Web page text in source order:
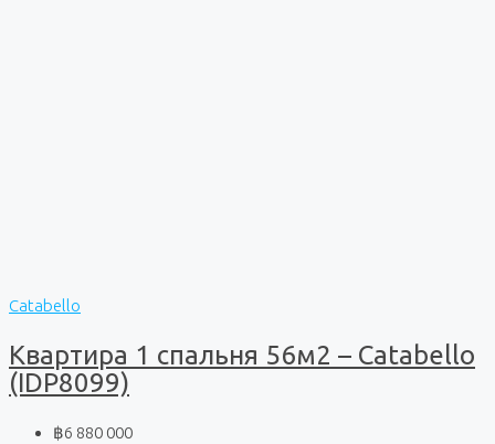
Catabello
Квартира 1 спальня 56м2 – Catabello
(IDP8099)
฿6 880 000